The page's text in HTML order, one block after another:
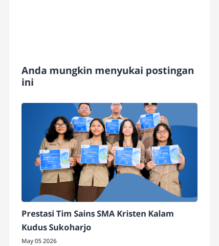
Anda mungkin menyukai postingan
ini
Prestasi Tim Sains SMA Kristen Kalam
Kudus Sukoharjo
May 05 2026